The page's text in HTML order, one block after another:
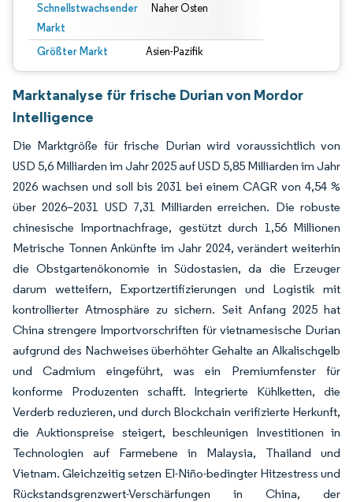
Schnellstwachsender
Markt
Naher Osten
Größter Markt Asien-Pazifik
Marktanalyse für frische Durian von Mordor
Intelligence
Die Marktgröße für frische Durian wird voraussichtlich von
USD 5,6 Milliarden im Jahr 2025 auf USD 5,85 Milliarden im Jahr
2026 wachsen und soll bis 2031 bei einem CAGR von 4,54 %
über 2026–2031 USD 7,31 Milliarden erreichen. Die robuste
chinesische Importnachfrage, gestützt durch 1,56 Millionen
Metrische Tonnen Ankünfte im Jahr 2024, verändert weiterhin
die Obstgartenökonomie in Südostasien, da die Erzeuger
darum wetteifern, Exportzertifizierungen und Logistik mit
kontrollierter Atmosphäre zu sichern. Seit Anfang 2025 hat
China strengere Importvorschriften für vietnamesische Durian
aufgrund des Nachweises überhöhter Gehalte an Alkalischgelb
und Cadmium eingeführt, was ein Premiumfenster für
konforme Produzenten schafft. Integrierte Kühlketten, die
Verderb reduzieren, und durch Blockchain verifizierte Herkunft,
die Auktionspreise steigert, beschleunigen Investitionen in
Technologien auf Farmebene in Malaysia, Thailand und
Vietnam. Gleichzeitig setzen El-Niño-bedingter Hitzestress und
Rückstandsgrenzwert-Verschärfungen in China, der